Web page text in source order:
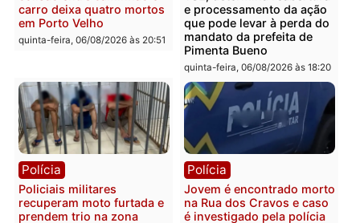
Categorias
Política
Você também vai querer ler...